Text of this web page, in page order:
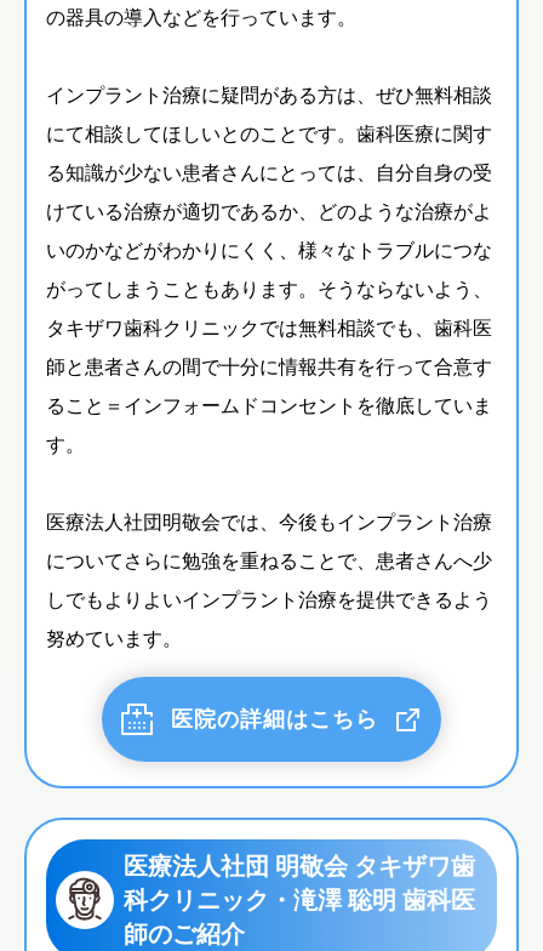
の器具の導入などを行っています。
インプラント治療に疑問がある方は、ぜひ無料相談
にて相談してほしいとのことです。歯科医療に関す
る知識が少ない患者さんにとっては、自分自身の受
けている治療が適切であるか、どのような治療がよ
いのかなどがわかりにくく、様々なトラブルにつな
がってしまうこともあります。そうならないよう、
タキザワ歯科クリニックでは無料相談でも、歯科医
師と患者さんの間で十分に情報共有を行って合意す
ること＝インフォームドコンセントを徹底していま
す。
医療法人社団明敬会では、今後もインプラント治療
についてさらに勉強を重ねることで、患者さんへ少
しでもよりよいインプラント治療を提供できるよう
努めています。
医院の詳細はこちら
医療法人社団 明敬会 タキザワ歯
科クリニック・滝澤 聡明 歯科医
師のご紹介